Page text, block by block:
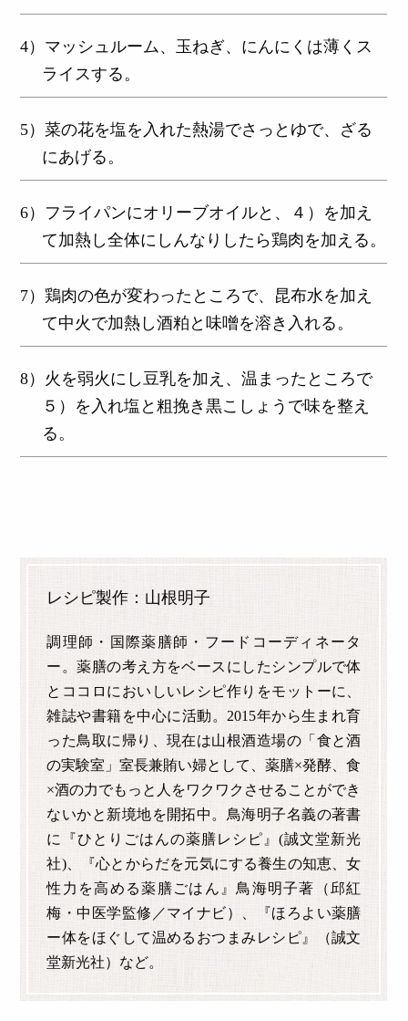
4）マッシュルーム、玉ねぎ、にんにくは薄くス
ライスする。
5）菜の花を塩を入れた熱湯でさっとゆで、ざる
にあげる。
6）フライパンにオリーブオイルと、４）を加え
て加熱し全体にしんなりしたら鶏肉を加える。
7）鶏肉の色が変わったところで、昆布水を加え
て中火で加熱し酒粕と味噌を溶き入れる。
8）火を弱火にし豆乳を加え、温まったところで
５）を入れ塩と粗挽き黒こしょうで味を整え
る。
レシピ製作：山根明子
調理師・国際薬膳師・フードコーディネータ
ー。薬膳の考え方をベースにしたシンプルで体
とココロにおいしいレシピ作りをモットーに、
雑誌や書籍を中心に活動。2015年から生まれ育
った鳥取に帰り、現在は山根酒造場の「食と酒
の実験室」室長兼賄い婦として、薬膳×発酵、食
×酒の力でもっと人をワクワクさせることができ
ないかと新境地を開拓中。鳥海明子名義の著書
に『ひとりごはんの薬膳レシピ』(誠文堂新光
社)、『心とからだを元気にする養生の知恵、女
性力を高める薬膳ごはん』鳥海明子著（邱紅
梅・中医学監修／マイナビ）、『ほろよい薬膳
ー体をほぐして温めるおつまみレシピ』（誠文
堂新光社）など。